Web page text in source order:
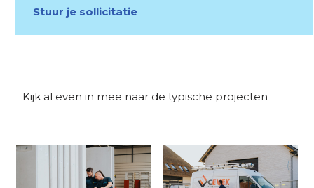
Stuur je sollicitatie
Kijk al even in mee naar de typische projecten